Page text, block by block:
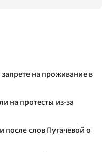
на проживание в
на протесты из-за
после слов Пугачевой о